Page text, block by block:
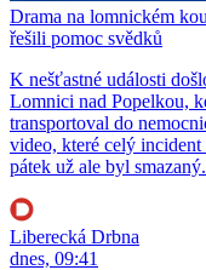
Drama na lomnickém
řešili pomoc svědků
K nešťastné události
Lomnici nad Popelkou,
transportoval do
video, které celý
pátek už ale byl smazaný.
Liberecká Drbna
dnes, 09:41